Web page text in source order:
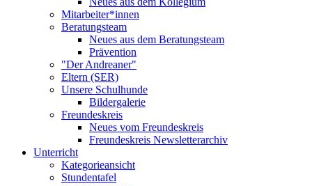
Mitarbeiter*innen
Beratungsteam
Neues aus dem Beratungsteam
Prävention
"Der Andreaner"
Eltern (SER)
Unsere Schulhunde
Bildergalerie
Freundeskreis
Neues vom Freundeskreis
Freundeskreis Newsletterarchiv
Unterricht
Kategorieansicht
Stundentafel